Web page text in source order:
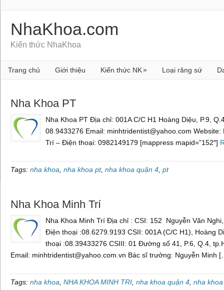
NhaKhoa.com
Kiến thức NhaKhoa
Trang chủ Giới thiệu Kiến thức NK» Loại răng sứ
Nha Khoa PT
Nha Khoa PT Địa chỉ: 001A C/C H1 Hoàng Diệu, P.9,
08.9433276 Email: minhtridentist@yahoo.com
Trí – Điện thoại: 0982149179 [mappress mapid=”152″]
Tags: nha khoa nha khoa pt, nha khoa quận 4 pt
Nha Khoa Minh Trí
Nha Khoa Minh Trí Địa chỉ : CSI: 152 Nguyễn Văn
Điện thoại :08.6279.9193 CSII: 001A (C/C H1), Hoàng
thoại :08.39433276 CSIII: 01 Đường số 41, P.6, Q.4,
Email: minhtridentist@yahoo.com.vn Bác sĩ trưởng: Nguyễn Minh
Tags: nha khoa NHA KHOA MINH TRI nha khoa quận 4 nha